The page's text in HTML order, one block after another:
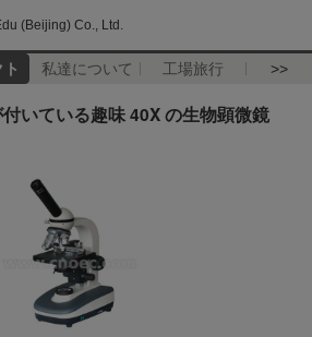
(Beijing) Co., Ltd.
私達について 工場旅行 >>
いている趣味 40X の生物顕微鏡